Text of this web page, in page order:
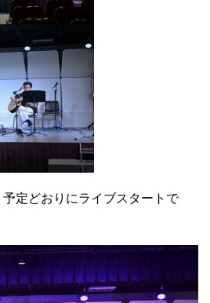
定どおりにライブスタートで